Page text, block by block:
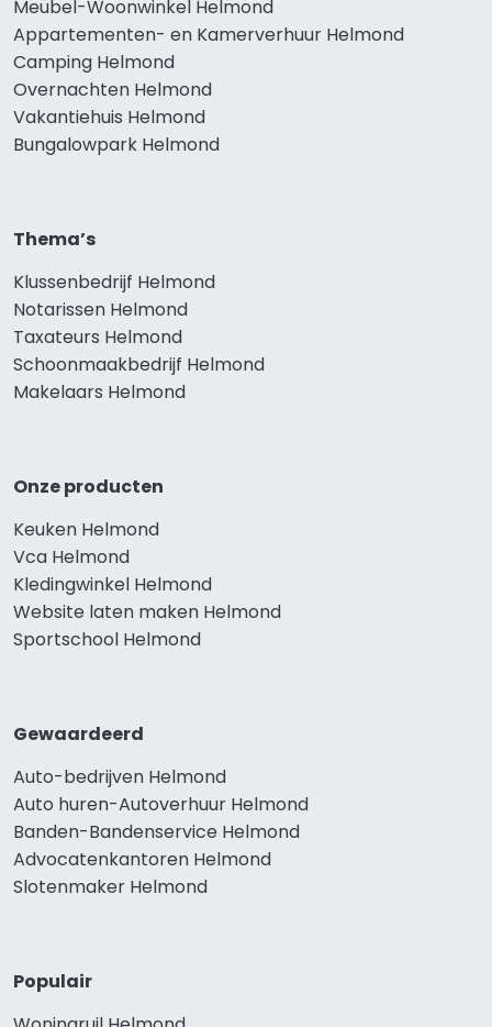
Meubel-Woonwinkel Helmond
Appartementen- en Kamerverhuur Helmond
Camping Helmond
Overnachten Helmond
Vakantiehuis Helmond
Bungalowpark Helmond
Thema’s
Klussenbedrijf Helmond
Notarissen Helmond
Taxateurs Helmond
Schoonmaakbedrijf Helmond
Makelaars Helmond
Onze producten
Keuken Helmond
Vca Helmond
Kledingwinkel Helmond
Website laten maken Helmond
Sportschool Helmond
Gewaardeerd
Auto-bedrijven Helmond
Auto huren-Autoverhuur Helmond
Banden-Bandenservice Helmond
Advocatenkantoren Helmond
Slotenmaker Helmond
Populair